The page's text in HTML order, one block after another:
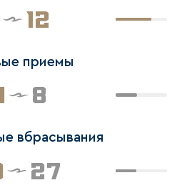
12
приемы
8
вбрасывания
27